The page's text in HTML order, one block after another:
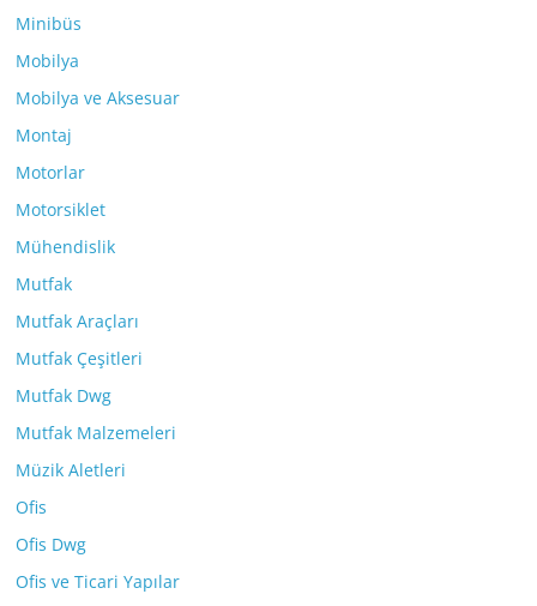
Minibüs
Mobilya
Mobilya ve Aksesuar
Montaj
Motorlar
Motorsiklet
Mühendislik
Mutfak
Mutfak Araçları
Mutfak Çeşitleri
Mutfak Dwg
Mutfak Malzemeleri
Müzik Aletleri
Ofis
Ofis Dwg
Ofis ve Ticari Yapılar